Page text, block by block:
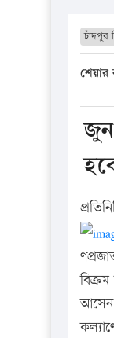
চাঁদপুর
আসেন